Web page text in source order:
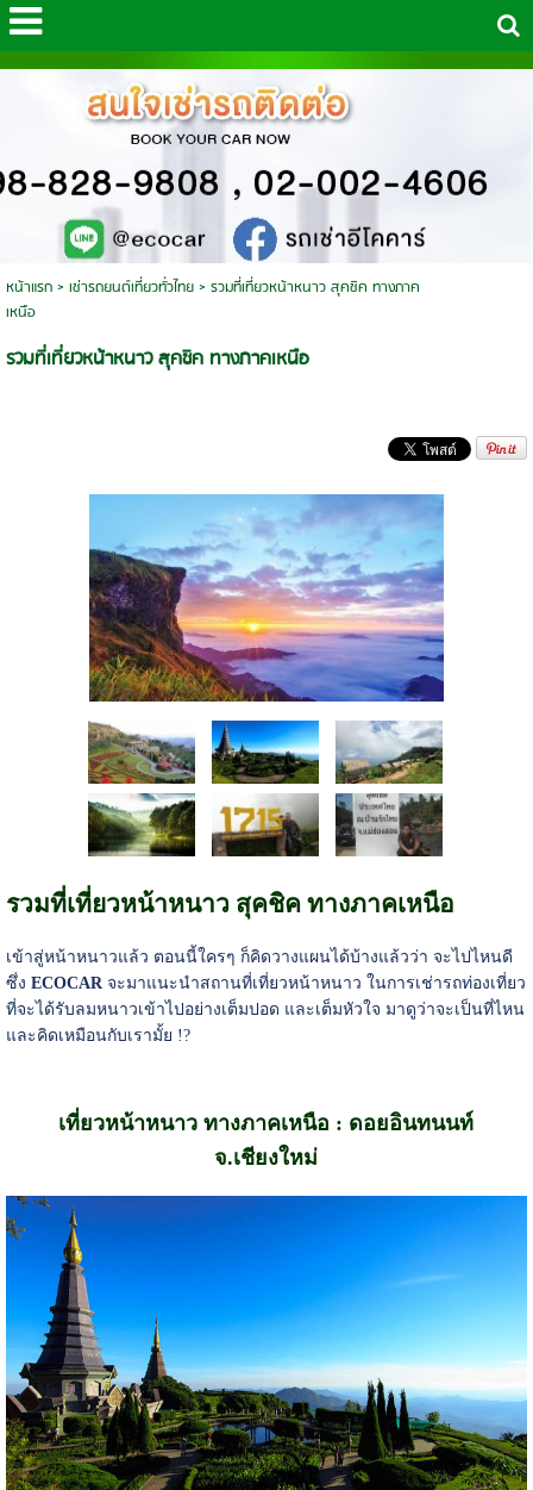
หน้าแรก> เช่ารถยนต์เที่ยวทั่วไทย> รวมที่เที่ยวหน้าหนาว สุคชิค ทางภาค
เหนือ
รวมที่เที่ยวหน้าหนาว สุคชิค ทางภาคเหนือ
รวมที่เที่ยวหน้าหนาว สุคชิค ทางภาคเหนือ
เข้าสู่หน้าหนาวแล้ว ตอนนี้ใครๆ ก็คิดวางแผนได้บ้างแล้วว่า จะไปไหนดี
ซึ่ง ECOCAR จะมาแนะนำสถานที่เที่ยวหน้าหนาว ในการเช่ารถท่องเที่ยว
ที่จะได้รับลมหนาวเข้าไปอย่างเต็มปอด และเต็มหัวใจ มาดูว่าจะเป็นที่ไหน
และคิดเหมือนกับเรามั้ย !?
เที่ยวหน้าหนาว ทางภาคเหนือ : ดอยอินทนนท์
จ.เชียงใหม่